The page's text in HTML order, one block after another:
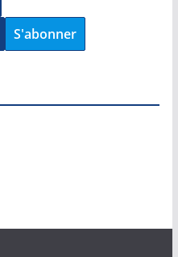
S'abonner